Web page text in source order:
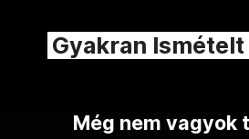
Gyakran
Még nem vagyok